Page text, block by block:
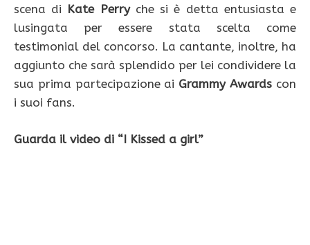
scena di Kate Perryche si è detta entusiasta e
lusingata per essere stata scelta come
testimonial del concorso. La cantante, inoltre, ha
aggiunto che sarà splendido per lei condividere la
sua prima partecipazione ai Grammy Awards con
i suoi fans.
Guarda il video di “I Kissed a girl”